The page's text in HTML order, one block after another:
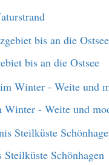
bis an die Ostsee
- Weite und
Schönhagen